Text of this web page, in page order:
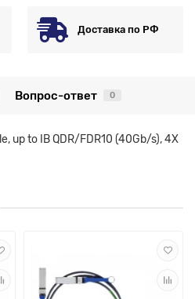
Доставка по РФ
Вопрос-ответ 0
up to IB QDR/FDR10 (40Gb/s), 4X